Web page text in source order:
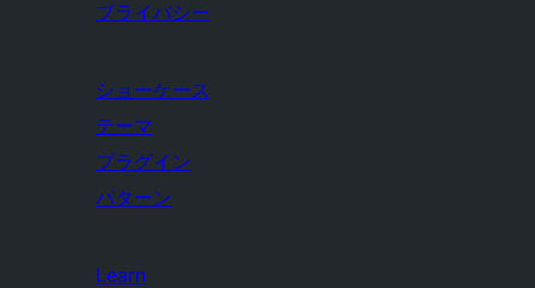
プライバシー
ショーケース
テーマ
プラグイン
パターン
Learn